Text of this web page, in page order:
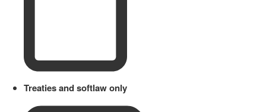
Treaties and softlaw only